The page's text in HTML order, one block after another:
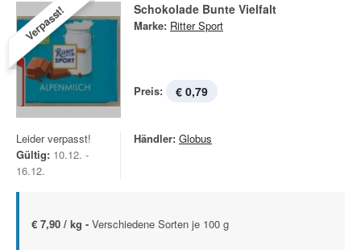
Verpasst! Schokolade Bunte Vielfalt
Marke: Ritter Sport
Preis: € 0,79
Leider verpasst!
Gültig: 10.12. -
16.12.
Händler: Globus
€ 7,90 / kg - Verschiedene Sorten je 100 g